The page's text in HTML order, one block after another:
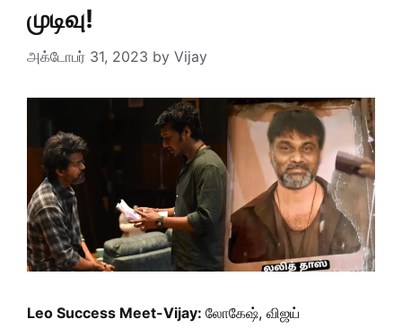
முடிவு!
அக்டோபர் 31, 2023 by Vijay
Leo Success Meet-Vijay: லோகேஷ், விஜய்